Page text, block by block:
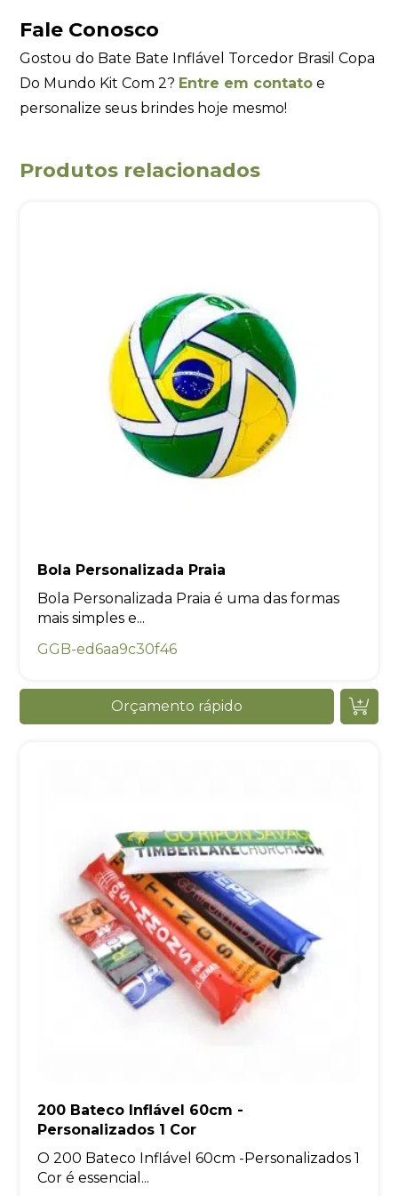
Fale Conosco
Gostou do Bate Bate Inflável Torcedor Brasil Copa
Do Mundo Kit Com 2? Entre em contato e
personalize seus brindes hoje mesmo!
Produtos relacionados
Bola Personalizada Praia
Bola Personalizada Praia é uma das formas
mais simples e...
GGB-ed6aa9c30f46
Orçamento rápido
200 Bateco Inflável 60cm -
Personalizados 1 Cor
O 200 Bateco Inflável 60cm -Personalizados 1
Cor é essencial...